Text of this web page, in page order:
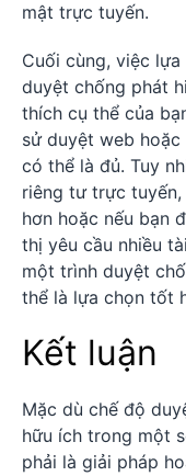
mật trực tuyến.
Cuối cùng, việc
duyệt chống phát
thích cụ thể của
sử duyệt web
có thể là đủ. Tuy
riêng tư trực
hơn hoặc nếu bạn
thị yêu cầu nhiều
một trình duyệt
thể là lựa chọn tốt
Kết luận
Mặc dù chế độ
hữu ích trong một
phải là giải pháp